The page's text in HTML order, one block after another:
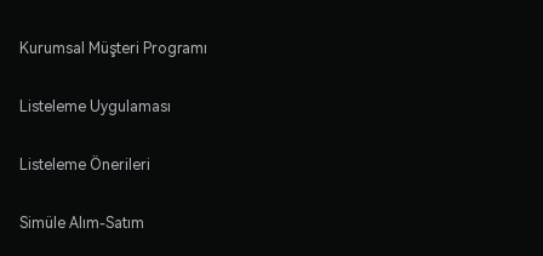
Kurumsal Müşteri Programı
Listeleme Uygulaması
Listeleme Önerileri
Simüle Alım-Satım